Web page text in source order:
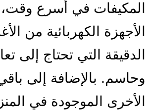
المكيفات في أسرع
الأجهزة الكهربائية من
الدقيقة التي تحتاج إلى
وحاسم. بالإضافة إلى
الأخرى الموجودة في